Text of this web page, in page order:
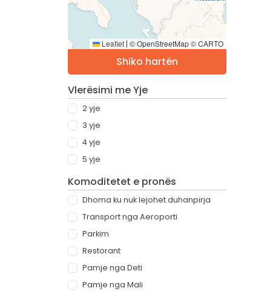
Leaflet | © OpenStreetMap © CARTO
Shiko hartën
Vlerësimi me Yje
2 yje
3 yje
4 yje
5 yje
Komoditetet e pronës
Dhoma ku nuk lejohet duhanpirja
Transport nga Aeroporti
Parkim
Restorant
Pamje nga Deti
Pamje nga Mali